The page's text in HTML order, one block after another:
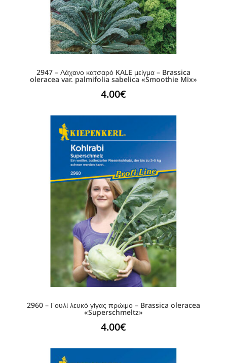
2947 – Λάχανο κατσαρό KALE μείγμα – Brassica
oleracea var. palmifolia sabelica «Smoothie Mix»
4.00€
2960 – Γουλί λευκό γίγας πρώιμο – Brassica oleracea
«Superschmeltz»
4.00€